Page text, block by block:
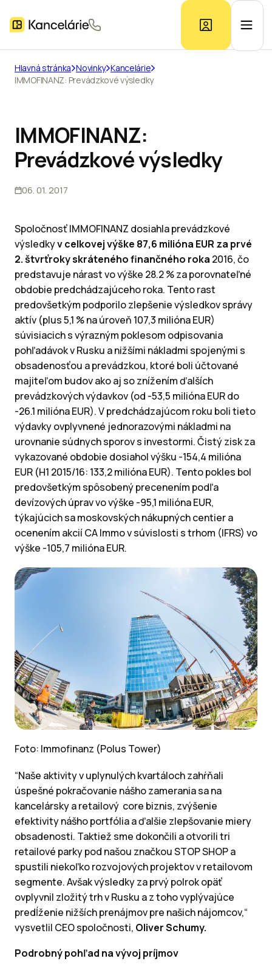
Kontakt
Hlavná stránka Novinky Kancelárie
IMMOFINANZ: Prevádzkové výsledky
IMMOFINANZ:
Prevádzkové výsledky
06. 01. 2017
Spoločnosť IMMOFINANZ dosiahla prevádzkové
výsledkyv celkovej výške 87,6 milióna EUR za prvé
2. štvrťroky skráteného finančného roka 2016, čo
predstavuje nárast vo výške 28.2 % za porovnateľné
obdobie predchádzajúceho roka. Tento rast
predovšetkým podporilo zlepšenie výsledkov správy
aktív (plus 5,1 % na úroveň 107,3 milióna EUR)
súvisiacich s výrazným poklesom odpisovania
pohľadávok v Rusku a nižšími nákladmi spojenými s
obsadenosťou a prevádzkou, ktoré boli účtované
majiteľom budov ako aj so znížením ďalších
prevádzkových výdavkov (od -53,5 milióna EUR do
-26.1 milióna EUR). V predchádzajúcom roku boli tieto
výdavky ovplyvnené jednorazovými nákladmi na
urovnanie súdnych sporov s investormi. Čistý zisk za
vykazované obdobie dosiahol výšku -154,4 milióna
EUR (H1 2015/16: 133,2 milióna EUR). Tento pokles bol
predovšetkým spôsobený precenením podľa
devízových úprav vo výške -95,1 milióna EUR,
týkajúcich sa moskovských nákupných centier a
ocenením akcií CA Immo v súvislosti s trhom (IFRS) vo
výške -105,7 milióna EUR.
Foto: Immofinanz (Polus Tower)
“Naše aktivity v uplynulých kvartáloch zahŕňali
úspešné pokračovanie nášho zamerania sa na
kancelársky a retailový core biznis, zvýšenie
efektivity nášho portfólia a ďalšie zlepšovanie miery
obsadenosti. Taktiež sme dokončili a otvorili tri
retailové parky pod našou značkou STOP SHOP a
spustili niekoľko rozvojových projektov v retailovom
segmente. Avšak výsledky za prvý polrok opäť
ovplyvnil zložitý trh v Rusku a z toho vyplývajúce
predĺženie nižších prenájmov pre našich nájomcov,“
vysvetlil CEO spoločnosti, Oliver Schumy.
Podrobný pohľad na vývoj príjmov